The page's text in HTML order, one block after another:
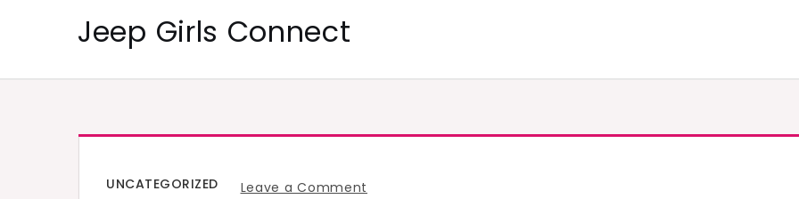
Jeep Girls Connect
UNCATEGORIZED Leave a Comment